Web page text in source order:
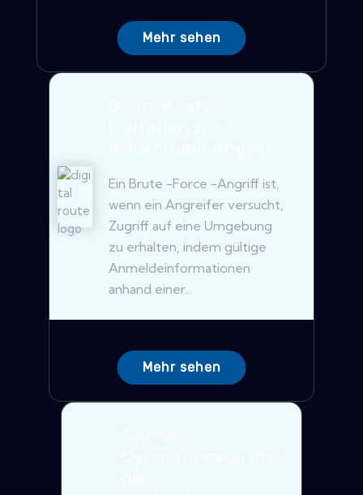
Mehr sehen
Ein Brute -Force -Angriff ist,
wenn ein Angreifer versucht,
Zugriff auf eine Umgebung
zu erhalten, indem gültige
Anmeldeinformationen
anhand einer...
Mehr sehen